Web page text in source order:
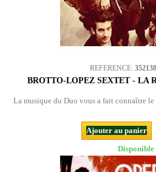
REFERENCE:
BROTTO-LOPEZ SEXTET - LA
La musique du Duo vous a fait connaître
Ajouter au panier
Disponible